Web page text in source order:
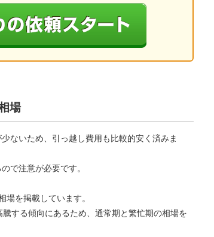
場
ないため、引っ越し費用も比較的安く済みま
で注意が必要です。
を掲載しています。
する傾向にあるため、通常期と繁忙期の相場を